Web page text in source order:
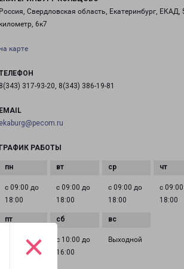
×
Россия, Свердловская область, Екатеринбург, ЕКАД,
километр, 6к7
на карте
8(343) 317-93-20, 8(343) 386-19-81
EMAIL
ekaburg@pecom.ru
ГРАФИК РАБОТЫ
с 09:00 до
18:00
с 09:00 до
18:00
с 09:00 до
18:00
с
18:00
с 09:00 до
с 10:00 до
16:00
Выходной